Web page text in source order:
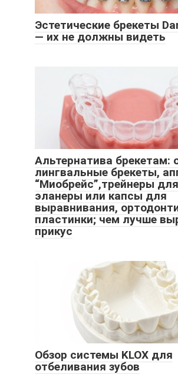
Эстетические брекеты
— их не должны видеть
Альтернатива брекетам:
лингвальные брекеты,
“Миобрейс”,трейнеры
эланеры или капсы для
выравнивания,
пластинки; чем лучше
прикус
Обзор системы KLOX для
отбеливания зубов